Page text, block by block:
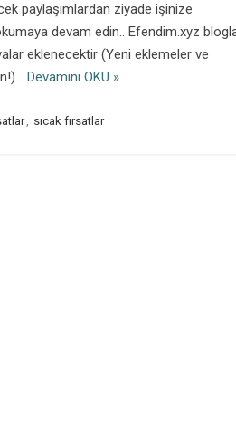
paylaşımlardan ziyade işinize
devam edin.. Efendim.xyz
eklenecektir (Yeni eklemeler ve
Devamini OKU »
, sıcak fırsatlar